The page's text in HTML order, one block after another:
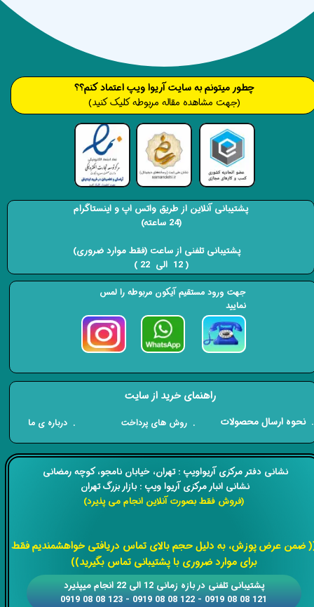
​​نشانی دفتر مرکزی آریواویپ : تهران، خیابان نامجو،کوچه رمضانی
نشانی انبار مرکزی آریوا ویپ : بازار بزرگ تهران
(فروش فقط بصورت آنلاین انجام می پذیرد)
ضمن عرض پوزش، به دلیل حجم بالای تماس دریافتی خواهشمندیم فقط
برای موارد ضروری با پشتیبانی تماس بگیرید))
​​پشتیبانی تلفنی در بازه زمانی 12 الی 22 انجام میپذیرد
121 08 08 0919 - 122 08 08 0919 - 123 08 08 0919
​​​چطور میتونم به سایت آریوا ویپ اعتماد کنم؟؟
(جهت مشاهده مقاله مربوطه کلیک کنید)
راهنمای خرید از سایت
​. نحوه ارسال محصولات . روش های پرداخت . درباره ی ما
پشتیبانی آنلاین از طریق واتس اپ و اینستاگرام
(24 ساعته)
​​​​​​​ پشتیبانی تلفنی از ساعت (فقط موارد ضروری)
( 12 الی 22 ) ​​​​​​​
جهت ورود مستقیم آیکون مربوطه را لمس
نمایید